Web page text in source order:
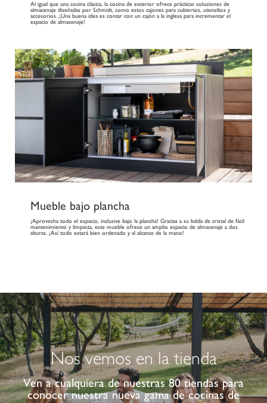
Al igual que una cocina clásica, la cocina de exterior ofrece prácticas soluciones de
almacenaje diseñadas por Schmidt, como estos cajones para cubiertos, utensilios y
accesorios. ¡Una buena idea es contar con un cajón a la inglesa para incrementar el
espacio de almacenaje!
Mueble bajo plancha
¡Aprovecha todo el espacio, inclusive bajo la plancha! Gracias a su balda de cristal de fácil
mantenimiento y limpieza, este mueble ofrece un amplio espacio de almacenaje a dos
alturas. ¡Así todo estará bien ordenado y al alcance de la mano!
Nos vemos en la tienda
Ven a cualquiera de nuestras 80 tiendas para
conocer nuestra nueva gama de cocinas de